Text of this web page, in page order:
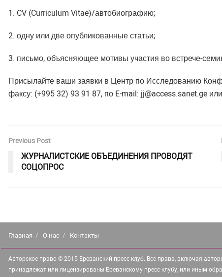
1. CV (Curriculum Vitae)/автобиографию;
2. одну или две опубликованные статьи;
3. письмо, объясняющее мотивы участия во встрече-
Присылайте ваши заявки в Центр по Исследованию
факсу: (+995 32) 93 91 87, по E-mail: jj@access.sanet.ge или
Previous Post
ЖУРНАЛИСТСКИЕ ОБЪЕДИНЕНИЯ ПРОВОДЯТ
СОЦОПРОС
Главная О нас Контакты
Авторское право © 2015 Ереванский пресс-клуб. Все права, включая
принадлежат или лицензированы Ереванскому пресс-клубу, или иным